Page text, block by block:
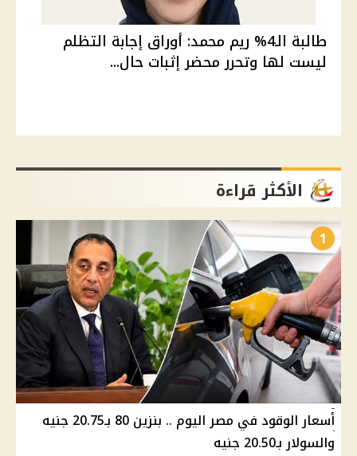
طالبة الـ4% ريم محمد: أوراق إجابة التظلم
ليست لها وتحرر محضر إثبات حال...
الأكثر قراءة
1
أسعار الوقود في مصر اليوم .. بنزين 80 بـ20.75 جنيه
والسولار بـ20.50 جنيه